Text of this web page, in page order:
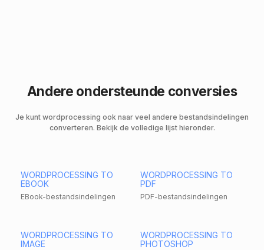
Andere ondersteunde conversies
Je kunt wordprocessing ook naar veel andere bestandsindelingen
converteren. Bekijk de volledige lijst hieronder.
WORDPROCESSING TO
EBOOK
EBook-bestandsindelingen
WORDPROCESSING TO
PDF
PDF-bestandsindelingen
WORDPROCESSING TO
IMAGE
WORDPROCESSING TO
PHOTOSHOP